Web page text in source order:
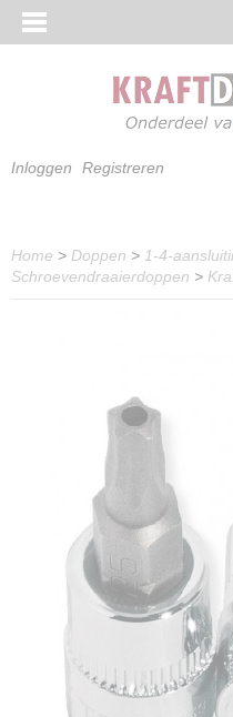
Inloggen Registreren
Home > Doppen > 1-4-
Schroevendraaierdoppen >